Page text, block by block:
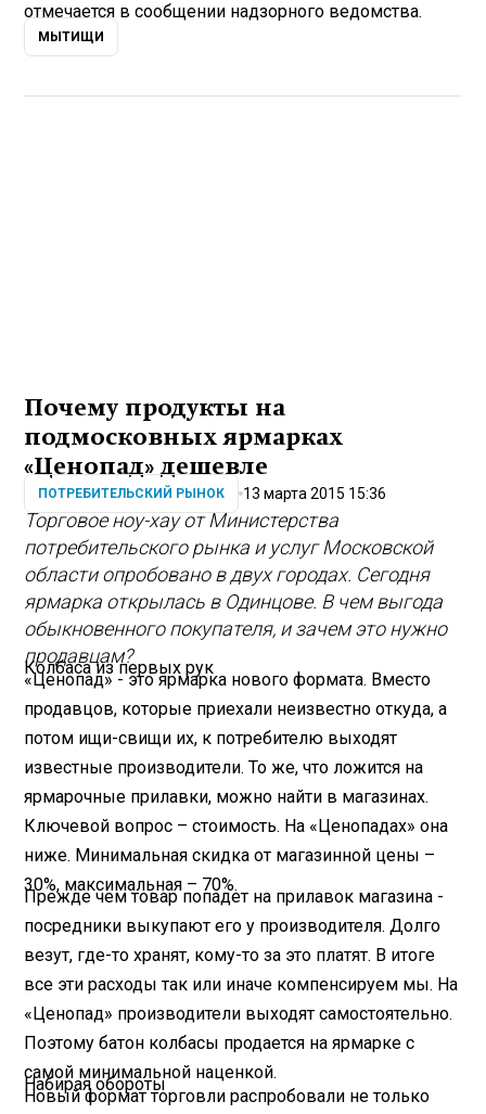
отмечается в сообщении надзорного ведомства.
МЫТИЩИ
Почему продукты на
подмосковных ярмарках
«Ценопад» дешевле
ПОТРЕБИТЕЛЬСКИЙ РЫНОК 13 марта 2015 15:36
Торговое ноу-хау от Министерства
потребительского рынка и услуг Московской
области опробовано в двух городах. Сегодня
ярмарка открылась в Одинцове. В чем выгода
обыкновенного покупателя, и зачем это нужно
продавцам?
Колбаса из первых рук
«Ценопад» - это ярмарка нового формата. Вместо
продавцов, которые приехали неизвестно откуда, а
потом ищи-свищи их, к потребителю выходят
известные производители. То же, что ложится на
ярмарочные прилавки, можно найти в магазинах.
Ключевой вопрос – стоимость. На «Ценопадах» она
ниже. Минимальная скидка от магазинной цены –
30%, максимальная – 70%.
Прежде чем товар попадет на прилавок магазина -
посредники выкупают его у производителя. Долго
везут, где-то хранят, кому-то за это платят. В итоге
все эти расходы так или иначе компенсируем мы. На
«Ценопад» производители выходят самостоятельно.
Поэтому батон колбасы продается на ярмарке с
самой минимальной наценкой.
Набирая обороты
Новый формат торговли распробовали не только